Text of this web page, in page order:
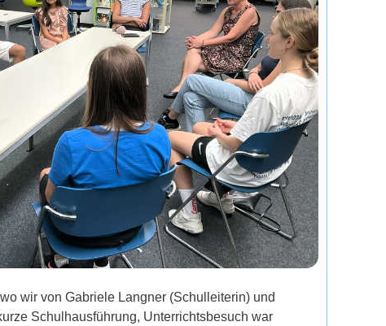
wir von Gabriele Langner (Schulleiterin) und
Schulhausführung, Unterrichtsbesuch war